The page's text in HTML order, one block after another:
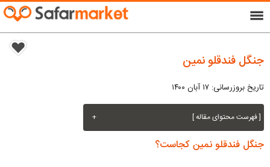
menu
جنگل فندقلو نمین
تاریخ بروزرسانی: ۱۷ آبان ۱۴۰۰
[ فهرست محتوای مقاله ] +
جنگل فندقلو نمین کجاست؟